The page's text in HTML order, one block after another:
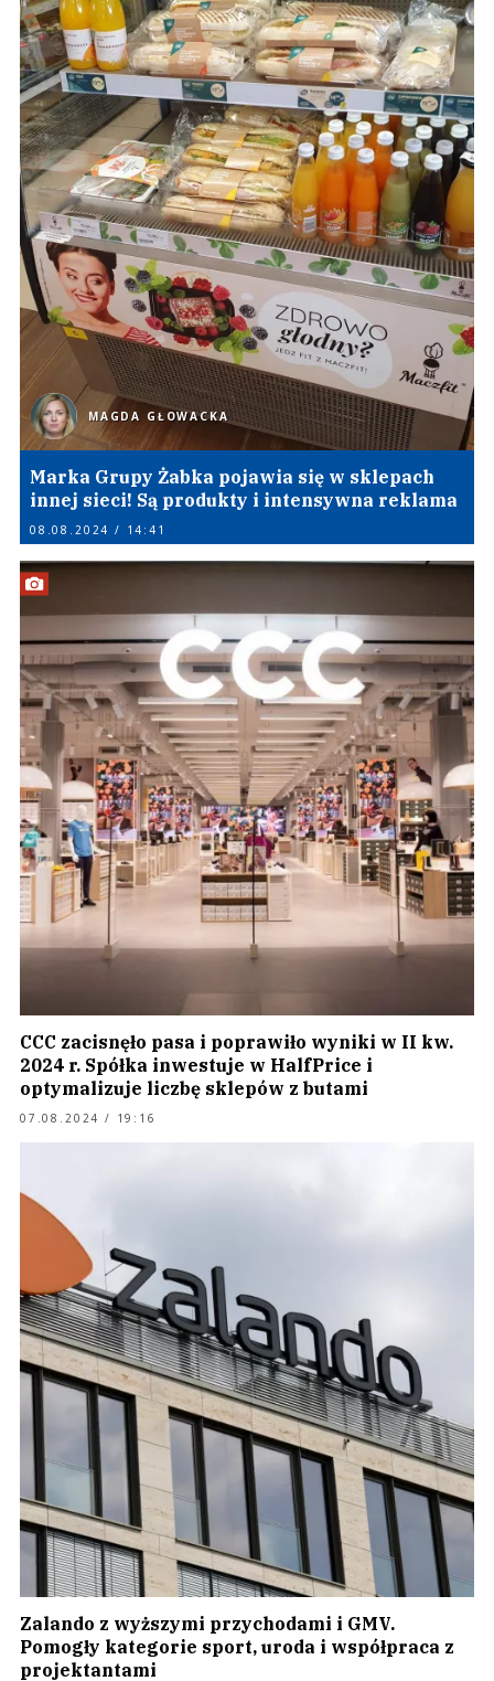
MAGDA GŁOWACKA
Marka Grupy Żabka pojawia się w sklepach
innej sieci! Są produkty i intensywna reklama
08.08.2024 / 14:41
CCC zacisnęło pasa i poprawiło wyniki w II kw.
2024 r. Spółka inwestuje w HalfPrice i
optymalizuje liczbę sklepów z butami
07.08.2024 / 19:16
Zalando z wyższymi przychodami i GMV.
Pomogły kategorie sport, uroda i współpraca z
projektantami